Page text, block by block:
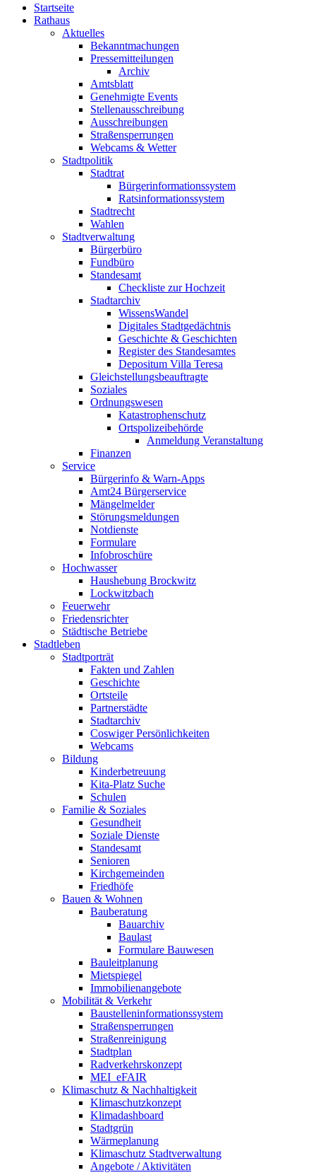
Startseite
Rathaus
Aktuelles
Bekanntmachungen
Pressemitteilungen
Archiv
Amtsblatt
Genehmigte Events
Stellenausschreibung
Ausschreibungen
Straßensperrungen
Webcams & Wetter
Stadtpolitik
Stadtrat
Bürgerinformationssystem
Ratsinformationssystem
Stadtrecht
Wahlen
Stadtverwaltung
Bürgerbüro
Fundbüro
Standesamt
Checkliste zur Hochzeit
Stadtarchiv
WissensWandel
Digitales Stadtgedächtnis
Geschichte & Geschichten
Register des Standesamtes
Depositum Villa Teresa
Gleichstellungsbeauftragte
Soziales
Ordnungswesen
Katastrophenschutz
Ortspolizeibehörde
Anmeldung Veranstaltung
Finanzen
Service
Bürgerinfo & Warn-Apps
Amt24 Bürgerservice
Mängelmelder
Störungsmeldungen
Notdienste
Formulare
Infobroschüre
Hochwasser
Haushebung Brockwitz
Lockwitzbach
Feuerwehr
Friedensrichter
Städtische Betriebe
Stadtleben
Stadtporträt
Fakten und Zahlen
Geschichte
Ortsteile
Partnerstädte
Stadtarchiv
Coswiger Persönlichkeiten
Webcams
Bildung
Kinderbetreuung
Kita-Platz Suche
Schulen
Familie & Soziales
Gesundheit
Soziale Dienste
Standesamt
Senioren
Kirchgemeinden
Friedhöfe
Bauen & Wohnen
Bauberatung
Bauarchiv
Baulast
Formulare Bauwesen
Bauleitplanung
Mietspiegel
Immobilienangebote
Mobilität & Verkehr
Baustelleninformationssystem
Straßensperrungen
Straßenreinigung
Stadtplan
Radverkehrskonzept
MEI_eFAIR
Klimaschutz & Nachhaltigkeit
Klimaschutzkonzept
Klimadashboard
Stadtgrün
Wärmeplanung
Klimaschutz Stadtverwaltung
Angebote / Aktivitäten